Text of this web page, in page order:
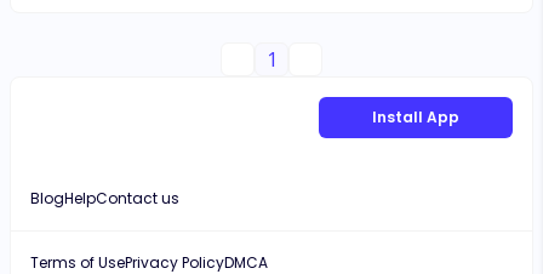
1
Install App
BlogHelpContact us
Terms of UsePrivacy PolicyDMCA